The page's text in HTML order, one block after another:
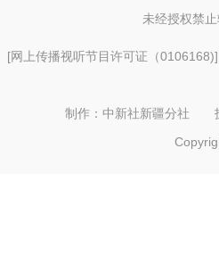
未经授权禁
[网上传播视听节目许可证（0106168)
制作：中新社新疆分社